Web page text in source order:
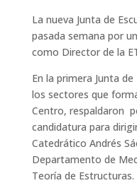
La nueva Junta de
pasada semana por
como Director de la
En la primera Junta
los sectores que
Centro, respaldaron
candidatura para
Catedrático Andrés
Departamento de
Teoría de Estructuras.